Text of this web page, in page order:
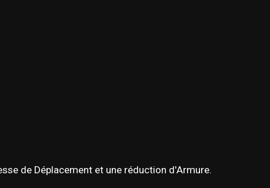
de Déplacement et une réduction d'Armure.